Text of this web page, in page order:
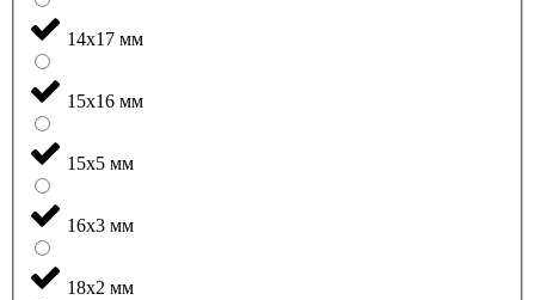
14x17 мм
15x16 мм
15x5 мм
16x3 мм
18x2 мм